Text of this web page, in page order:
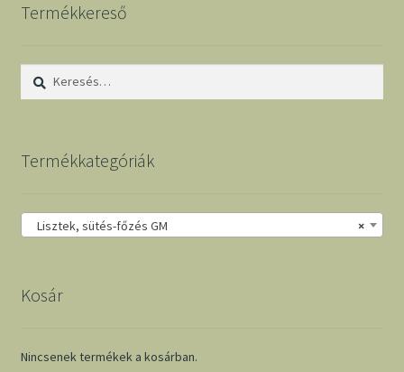
Termékkereső
Keresés:
Termékkategóriák
×
Lisztek, sütés-főzés GM
Kosár
Nincsenek termékek a kosárban.